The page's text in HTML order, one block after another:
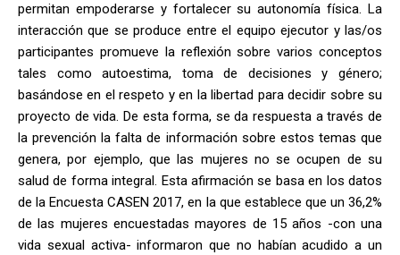
permitan empoderarse y fortalecer su autonomía física. La
interacción que se produce entre el equipo ejecutor y las/os
participantes promueve la reflexión sobre varios conceptos
tales como autoestima, toma de decisiones y género;
basándose en el respeto y en la libertad para decidir sobre su
proyecto de vida. De esta forma, se da respuesta a través de
la prevención la falta de información sobre estos temas que
genera, por ejemplo, que las mujeres no se ocupen de su
salud de forma integral. Esta afirmación se basa en los datos
de la Encuesta CASEN 2017, en la que establece que un 36,2%
de las mujeres encuestadas mayores de 15 años -con una
vida sexual activa- informaron que no habían acudido a un